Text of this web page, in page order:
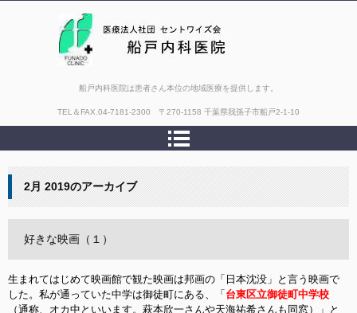
船戸内科医院は患者さん本位の地域医療を提供します。
TEL＆FAX. 04-7181-2300 〒270-1158 千葉県我孫子市船戸2-1-10
2月 2019のアーカイブ
好きな映画（１）
生まれてはじめて映画館で観た映画は邦画の「日本沈没」と言う映画で
した。私が通っていた中学は御徒町にある、「 台東区立御徒町中学校
（通称、オカ中といいます。萩本欣一さんや天海祐希さんも同窓）」と